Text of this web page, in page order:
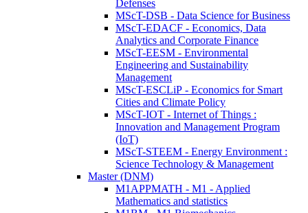
Defenses
MScT-DSB - Data Science for Business
MScT-EDACF - Economics, Data
Analytics and Corporate Finance
MScT-EESM - Environmental
Engineering and Sustainability
Management
MScT-ESCLiP - Economics for Smart
Cities and Climate Policy
MScT-IOT - Internet of Things :
Innovation and Management Program
(IoT)
MScT-STEEM - Energy Environment :
Science Technology & Management
Master (DNM)
M1APPMATH - M1 - Applied
Mathematics and statistics